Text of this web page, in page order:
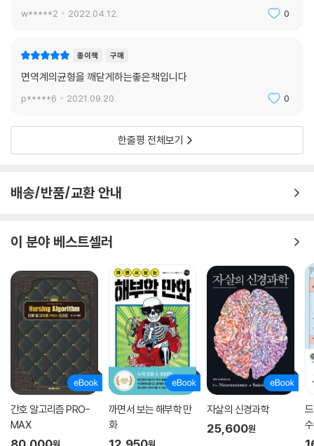
는 데 핵심적인 역할을 한다. 책에서는 현대 사회에서 ‘잘 자는’ 방법에 대
중요성과 카페인의 영향, 커피는 언제 마셔야 하는지 등을 과학적 팩트를
밝히고 제시한다. 특히 수면위생(sleep hygiene)이라고 하는, 잠을 위해
세계적 면역학자가 안내하는 면역 수업
면역은 삶을 위한 과학이다. 실제로 면역이 움직이는 과정은 삶에서 마주
축해 담았다. 저자 제나 마치오키 박사는 면역학을 연구해온 전문가이면서
전문가이며, 지중해 요리와 이태리, 스코틀랜드 요리를 전파하는 요리 전
학과 삶의 언어로 전달해낸다. 실제로 면역은 삶에서 일어나는 모든 것들
과 관련이 있고, 우리 스스로가 선택하고 통제할 수 있는 것들과 관련된다.
하지만 쏟아지는 정보와 광고는 우리가 통제력을 발휘하기도 전에, 우리
삶을 수동적으로 만든다. 책에서는 면역을 위한 운동법, 면역을 위한 영양
정보를 세심하게 다룬다. 면역과 운동의 관계뿐 아니라, 어떤 종류의 운동
을 어느 정도, 얼마나 해야 하는지 밝히는 식이다. 또한 면역력을 높이는 영
양소, 비타민, 식단과 조리법까지 우리가 당장 생활에서 마주하고, 활용할
수 있는 정보로 가득하다. 무작정 건강 정보 프로그램에서 이 음식이, 비타
민이 혹은 이러한 운동이 좋다고 들어왔다면, 그것의 진위가 무엇인지, 왜
좋은지 면역학자가 알려주는 가장 정확한 과학적 가이드를 만나볼 수 있
w*****2 2022.04.12. 0
종이책 구매
면역계의균형을 깨닫게하는좋은책입니다
p*****6 2021.09.20. 0
한줄평 전체보기
배송/반품/교환 안내
이 분야 베스트셀러
간호 알고리즘 PRO-
MAX
까면서 보는 해부학 만
화
자살의 신경과학
25,600원